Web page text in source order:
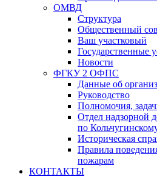
ОМВД
Структура
Общественный
Ваш участковый
Государственные
Новости
ФГКУ 2 ОФПС
Данные об
Руководство
Полномочия,
Отдел надзорной
по
Историческая
Правила
пожарам
КОНТАКТЫ